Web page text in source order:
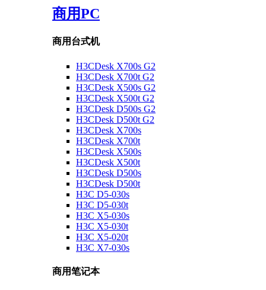
商用PC
商用台式机
H3CDesk X700s G2
H3CDesk X700t G2
H3CDesk X500s G2
H3CDesk X500t G2
H3CDesk D500s G2
H3CDesk D500t G2
H3CDesk X700s
H3CDesk X700t
H3CDesk X500s
H3CDesk X500t
H3CDesk D500s
H3CDesk D500t
H3C D5-030s
H3C D5-030t
H3C X5-030s
H3C X5-030t
H3C X5-020t
H3C X7-030s
商用笔记本